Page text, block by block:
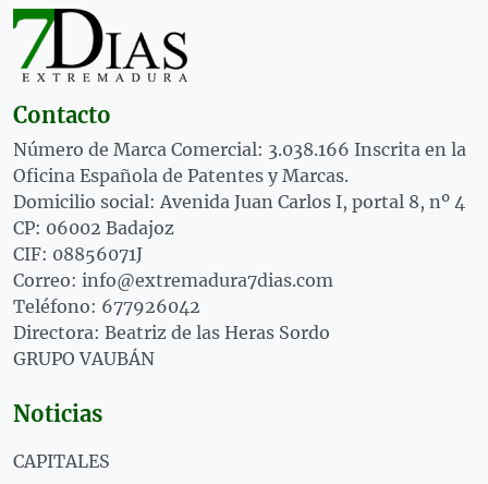
Contacto
Número de Marca Comercial: 3.038.166 Inscrita en la
Oficina Española de Patentes y Marcas.
Domicilio social: Avenida Juan Carlos I, portal 8, nº 4
CP: 06002 Badajoz
CIF: 08856071J
Correo: info@extremadura7dias.com
Teléfono: 677926042
Directora: Beatriz de las Heras Sordo
GRUPO VAUBÁN
Noticias
CAPITALES